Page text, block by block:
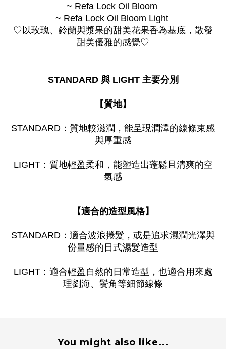
~ Refa Lock Oil Bloom
~ Refa Lock Oil Bloom Light
♡以玫瑰、鈴蘭與漿果的甜美花果香為基底，散發
甜美優雅的感覺♡
STANDARD 與 LIGHT 主要分別
【質地】
STANDARD：質地較滋潤，能呈現潤澤的線條束感
與厚重感
LIGHT：質地輕盈柔和，能塑造出蓬鬆且清爽的空
氣感
【適合的造型風格】
STANDARD：適合波浪捲髮，或是追求濕潤光澤與
份量感的日式濕髮造型
LIGHT：適合輕盈自然的日常造型，也適合用來處
理劉海、鬢角等細節線條
You might also like...